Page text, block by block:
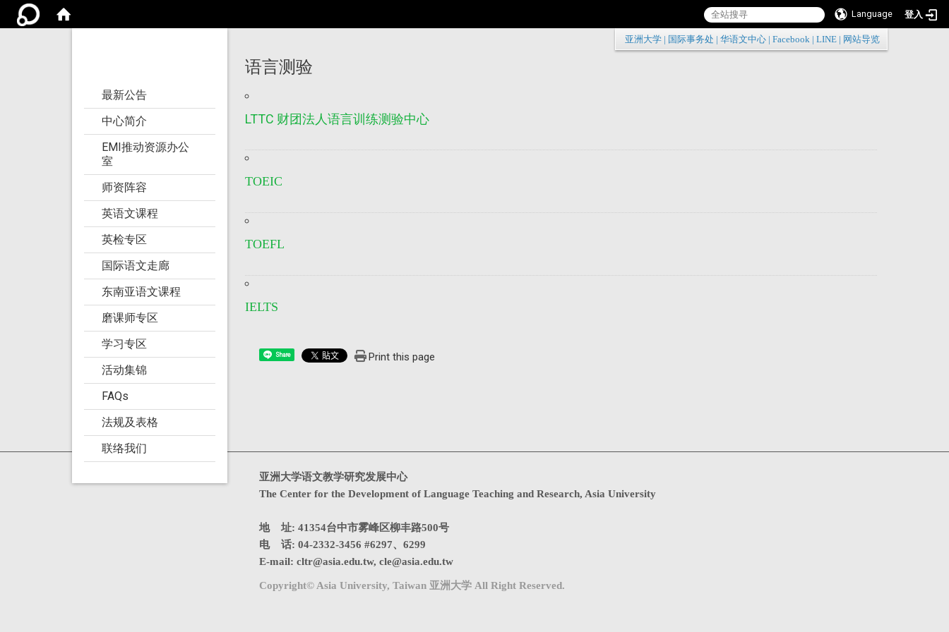
Language 登入
:::
亚洲大学 国际事务处 华语文中心 Facebook LINE 网站导览
最新公告
中心简介
EMI推动资源办公
室
师资阵容
英语文课程
英检专区
国际语文走廊
东南亚语文课程
磨课师专区
学习专区
活动集锦
FAQs
法规及表格
联络我们
语言测验
LTTC 财团法人语言训练测验中心
TOEIC
TOEFL
IELTS
Share Print this page
亚洲大学语文教学研究发展中心
The Center for the Development of Language Teaching and Research, Asia University
地 址: 41354台中市雾峰区柳丰路500号
电 话: 04-2332-3456 #6297、6299
E-mail: cltr@asia.edu.tw, cle@asia.edu.tw
Copyright© Asia University, Taiwan 亚洲大学 All Right Reserved.